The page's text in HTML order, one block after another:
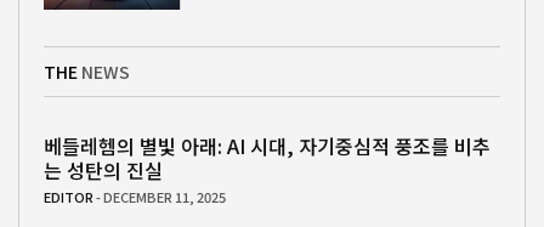
THE NEWS
베들레헴의 별빛 아래: AI 시대, 자기중심적 풍조를 비추
는 성탄의 진실
EDITOR- DECEMBER 11, 2025